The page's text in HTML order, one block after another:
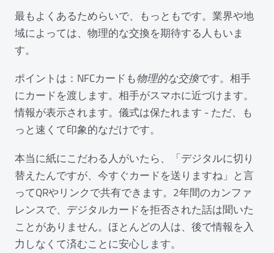
最もよくあるためらいで、もっともです。業界や地
域によっては、物理的な交換を期待する人もいま
す。
ポイントは：NFCカードも物理的な交換です。相手
にカードを渡します。相手がスマホに近づけます。
情報が表示されます。儀式は保たれます - ただ、も
っと速くて印象的なだけです。
本当に紙にこだわる人がいたら、「デジタルに切り
替えたんですが、今すぐカードを送りますね」と言
ってQRやリンクで共有できます。2年間のカンファ
レンスで、デジタルカードを拒否された話は聞いた
ことがありません。ほとんどの人は、後で情報を入
力しなくて済むことに安心します。